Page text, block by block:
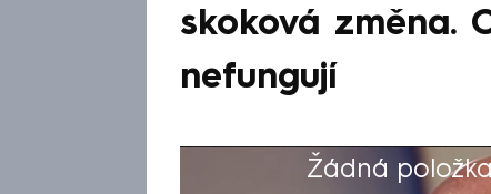
skoková změna.
nefungují
Žádná
Výběr redakce